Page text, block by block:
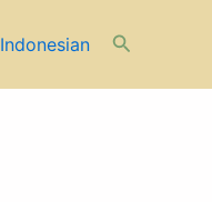
Indonesian Cari